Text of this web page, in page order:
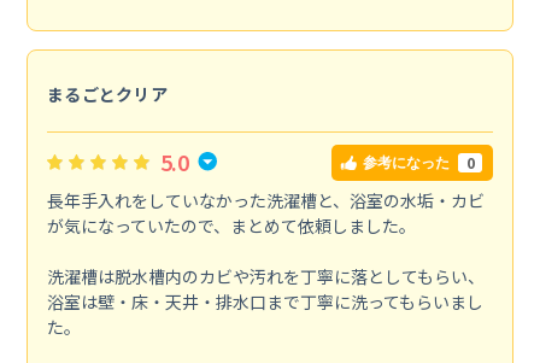
まるごとクリア
5.0 参考になった 0
長年手入れをしていなかった洗濯槽と、浴室の水垢・カビ
が気になっていたので、まとめて依頼しました。
洗濯槽は脱水槽内のカビや汚れを丁寧に落としてもらい、
浴室は壁・床・天井・排水口まで丁寧に洗ってもらいまし
た。